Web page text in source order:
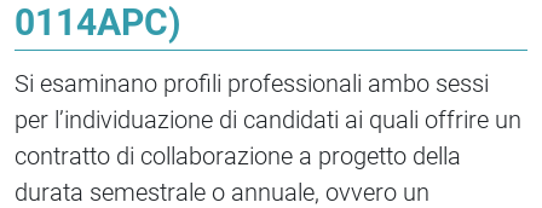
0114APC)
Si esaminano profili professionali ambo sessi
per l’individuazione di candidati ai quali offrire un
contratto di collaborazione a progetto della
durata semestrale o annuale, ovvero un